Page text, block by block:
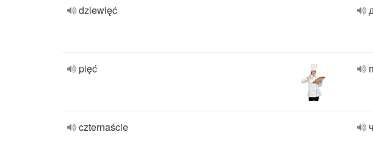
dziewięć
pięć
czternaście